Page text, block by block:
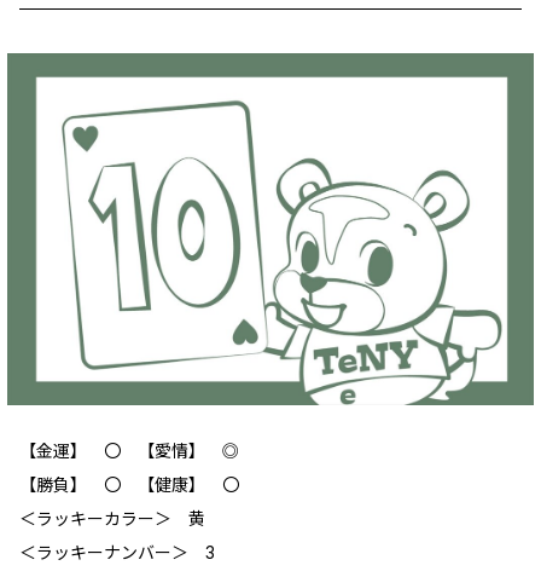
【金運】 〇 【愛情】 ◎
【勝負】 〇 【健康】 〇
＜ラッキーカラー＞ 黄
＜ラッキーナンバー＞ 3